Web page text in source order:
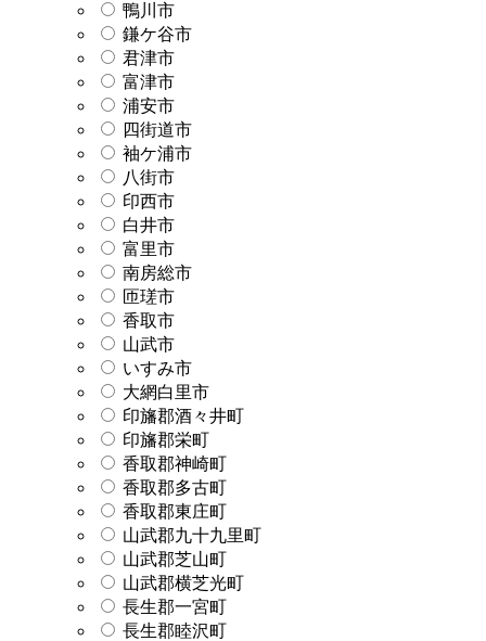
鴨川市
鎌ケ谷市
君津市
富津市
浦安市
四街道市
袖ケ浦市
八街市
印西市
白井市
富里市
南房総市
匝瑳市
香取市
山武市
いすみ市
大網白里市
印旛郡酒々井町
印旛郡栄町
香取郡神崎町
香取郡多古町
香取郡東庄町
山武郡九十九里町
山武郡芝山町
山武郡横芝光町
長生郡一宮町
長生郡睦沢町